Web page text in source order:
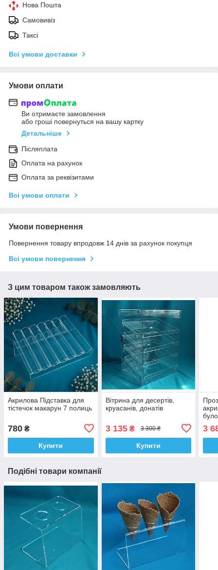
Нова Пошта
Самовивіз
Таксі
Всі умови доставки
Умови оплати
Ви отримаєте замовлення
або гроші повернуться на вашу картку
Детальніше
Післяплата
Оплата на рахунок
Оплата за реквізитами
Всі умови оплати
Умови повернення
Повернення товару впродовж 14 днів за рахунок покупця
Всі умови повернення
З цим товаром також замовляють
Акрилова Підставка для
тістечок макарун 7 полиць
780 ₴
Купити
Вітрина для десертів,
круасанів, донатів
3 135₴ 3 300 ₴
Купити
3
Подібні товари компанії